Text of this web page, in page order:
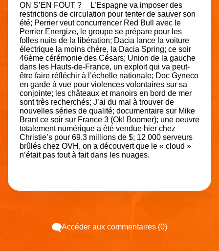
ON S’EN FOUT ? __L’Espagne va imposer des
restrictions de circulation pour tenter de sauver son
été; Perrier veut concurrencer Red Bull avec le
Perrier Energize, le groupe se prépare pour les
folles nuits de la libération; Dacia lance la voiture
électrique la moins chère, la Dacia Spring; ce soir
46ème cérémonie des Césars; Union de la gauche
dans les Hauts-de-France, un exploit qui va peut-
être faire réfléchir à l’échelle nationale; Doc Gyneco
en garde à vue pour violences volontaires sur sa
conjointe; les châteaux et manoirs en bord de mer
sont très recherchés; J’ai du mal à trouver de
nouvelles séries de qualité; documentaire sur Mike
Brant ce soir sur France 3 (Ok! Boomer); une oeuvre
totalement numérique a été vendue hier chez
Christie’s pour 69.3 millions de $; 12 000 serveurs
brûlés chez OVH, on a découvert que le « cloud »
n’était pas tout à fait dans les nuages.
Accéder aux commentaires (0)